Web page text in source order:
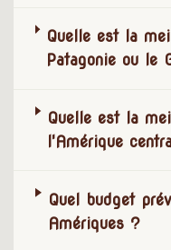
Quelle est la
Patagonie ou le
Quelle est la
l'Amérique
Quel budget
Amériques ?